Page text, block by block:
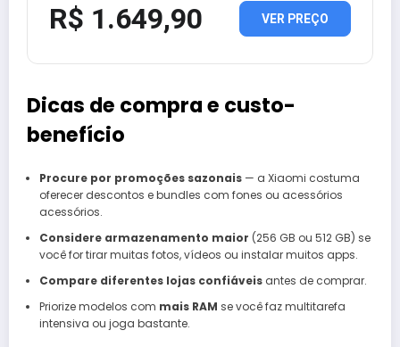
R$ 1.649,90 VER PREÇO
Dicas de compra e custo-
benefício
Procure por promoções sazonais— a Xiaomi costuma
oferecer descontos e bundles com fones ou acessórios
acessórios.
Considere armazenamento maior (256 GB ou 512 GB) se
você for tirar muitas fotos, vídeos ou instalar muitos apps.
Compare diferentes lojas confiáveisantes de comprar.
Priorize modelos com mais RAM se você faz multitarefa
intensiva ou joga bastante.